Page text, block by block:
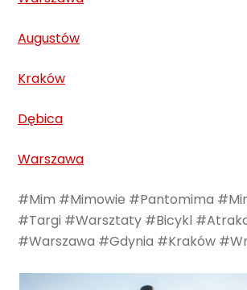
Augustów
Kraków
Dębica
Warszawa
#Mim #Mimowie #Pantomima
#Targi #Warsztaty #Bicykl
#Warszawa #Gdynia #Kraków